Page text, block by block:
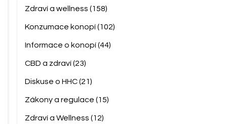
Zdraví a wellness (158)
Konzumace konopí(102)
Informace o konopí(44)
CBD a zdraví(23)
Diskuse o HHC(21)
Zákony a regulace (15)
Zdraví a Wellness (12)